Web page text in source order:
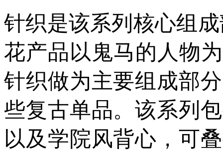
针织是该系列核心组
花产品以鬼马的人物
针织做为主要组成部
些复古单品。该系列
以及学院风背心，可